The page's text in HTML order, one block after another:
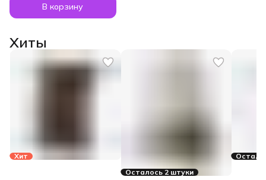
В корзину
Хиты
Хит
Осталось 2 штуки